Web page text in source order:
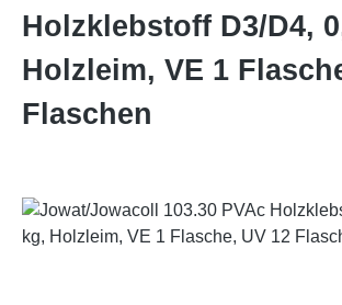
Holzklebstoff D3/D4,
Holzleim, VE 1
Flaschen
Bildergalerie überspringen